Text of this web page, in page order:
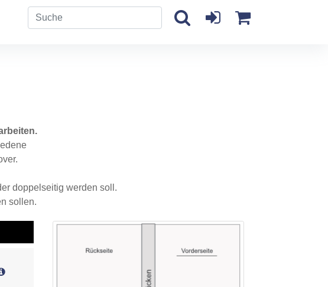
doppelseitig werden soll.
sollen.